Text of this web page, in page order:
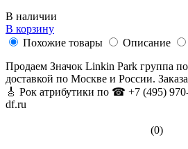
В наличии
В корзину
Похожие товары
Описание
Продаем Значок Linkin Park группа
доставкой по Москве и России.
🎸 Рок атрибутики по ☎ +7 (495)
df.ru
(0)